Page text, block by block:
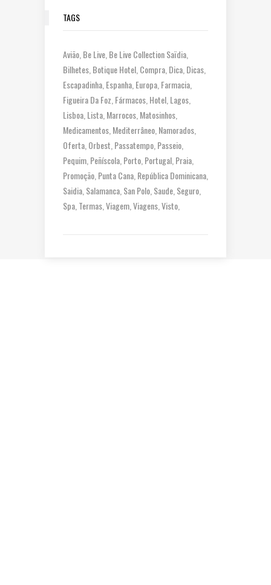
TAGS
Avião Be Live Be Live Collection Saïdia
Bilhetes Botique Hotel Compra Dica Dicas
Escapadinha Espanha Europa Farmacia
Figueira Da Foz Fármacos Hotel Lagos
Lisboa Lista Marrocos Matosinhos
Medicamentos Mediterrâneo Namorados
Oferta Orbest Passatempo Passeio
Pequim Peñíscola Porto Portugal Praia
Promoção Punta Cana República Dominicana
Saidia Salamanca San Polo Saude Seguro
Spa Termas Viagem Viagens Visto